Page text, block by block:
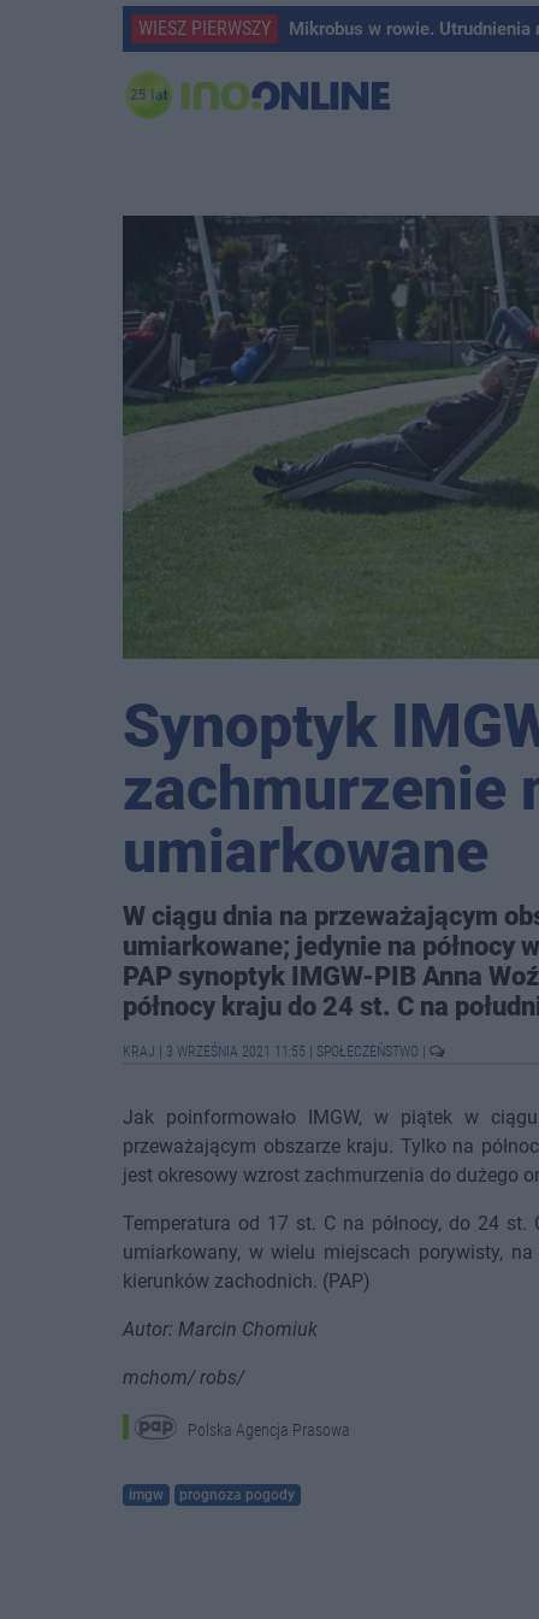
WIESZ PIERWSZY Mikrobus w rowie. Utrudnienia
Synoptyk
zachmurzenie
umiarkowane
W ciągu dnia na przeważającym
umiarkowane; jedynie na północy
PAP synoptyk IMGW-PIB Anna
północy kraju do 24 st. C na
KRAJ 3 WRZEŚNIA 2021 11:55 SPOŁECZEŃSTWO
Jak poinformowało IMGW, w piątek w
przeważającym obszarze kraju. Tylko na
jest okresowy wzrost zachmurzenia do dużego
Temperatura od 17 st. C na północy, do 24 st.
umiarkowany, w wielu miejscach porywisty,
kierunków zachodnich. (PAP)
Autor: Marcin Chomiuk
mchom/ robs/
Polska Agencja Prasowa
imgw prognoza pogody